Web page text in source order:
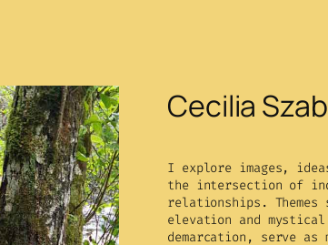
Cecilia
I explore images,
the intersection of
relationships.
elevation and
demarcation, serve